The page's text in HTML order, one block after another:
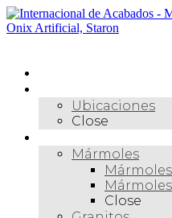
Skip
to
Ubicaciones
Close
Mármoles
Close